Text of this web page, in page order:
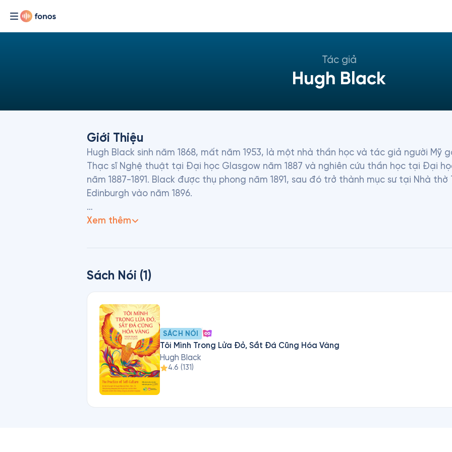
Tác giả
Hugh Black
Giới Thiệu
Hugh Black sinh năm 1868, mất năm 1953, là một nhà thần học và tác giả người Mỹ
Thạc sĩ Nghệ thuật tại Đại học Glasgow năm 1887 và nghiên cứu thần học tại Đại
năm 1887-1891. Black được thụ phong năm 1891, sau đó trở thành mục sư tại Nhà
Edinburgh vào năm 1896.
Năm 1906, Black di cư đến Hoa Kỳ để nhận chức chủ tịch Chủng viện Thần học Union
Xem thêm
Sách Nói (1)
SÁCH NÓI
Tôi Mình Trong Lửa Đỏ, Sắt Đá Cũng Hóa Vàng
Hugh Black
4.6 (131)